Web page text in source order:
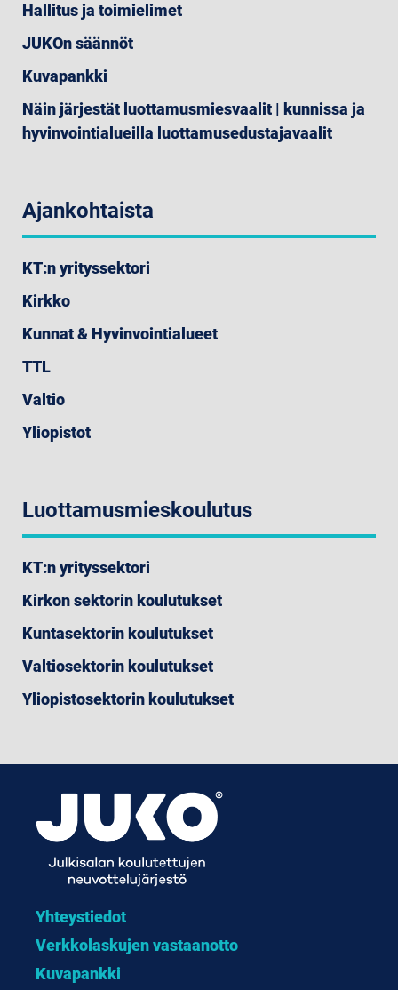
Hallitus ja toimielimet
JUKOn säännöt
Kuvapankki
Näin järjestät luottamusmiesvaalit | kunnissa ja
hyvinvointialueilla luottamusedustajavaalit
Ajankohtaista
KT:n yrityssektori
Kirkko
Kunnat & Hyvinvointialueet
TTL
Valtio
Yliopistot
Luottamusmieskoulutus
KT:n yrityssektori
Kirkon sektorin koulutukset
Kuntasektorin koulutukset
Valtiosektorin koulutukset
Yliopistosektorin koulutukset
Yhteystiedot
Verkkolaskujen vastaanotto
Kuvapankki